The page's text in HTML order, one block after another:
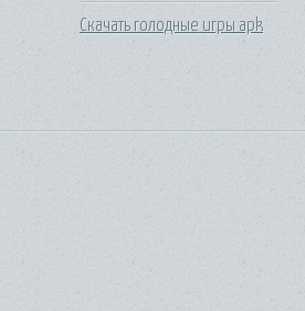
Скачать голодные игры apk